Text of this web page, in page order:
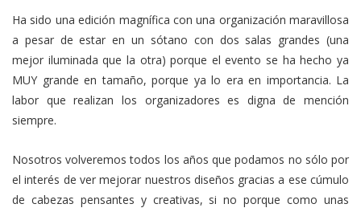
Ha sido una edición magnífica con una organización maravillosa
a pesar de estar en un sótano con dos salas grandes (una
mejor iluminada que la otra) porque el evento se ha hecho ya
MUY grande en tamaño, porque ya lo era en importancia. La
labor que realizan los organizadores es digna de mención
siempre.
Nosotros volveremos todos los años que podamos no sólo por
el interés de ver mejorar nuestros diseños gracias a ese cúmulo
de cabezas pensantes y creativas, si no porque como unas